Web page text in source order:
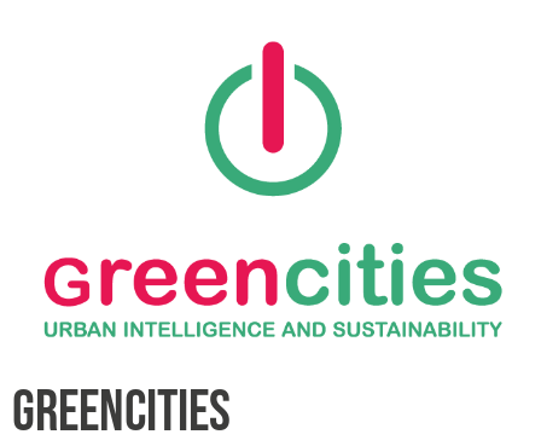
GREENCITIES